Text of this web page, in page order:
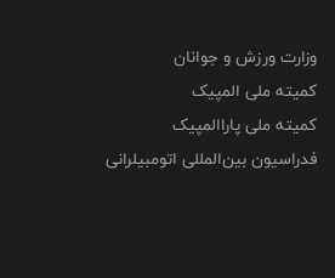
وزارت ورزش و جوانان
کمیته ملی المپیک
کمیته ملی پاراالمپیک
فدراسیون بین‌المللی اتومبیلرانی